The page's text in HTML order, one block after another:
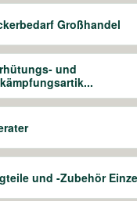
Großhandel
und
und -Zubehör